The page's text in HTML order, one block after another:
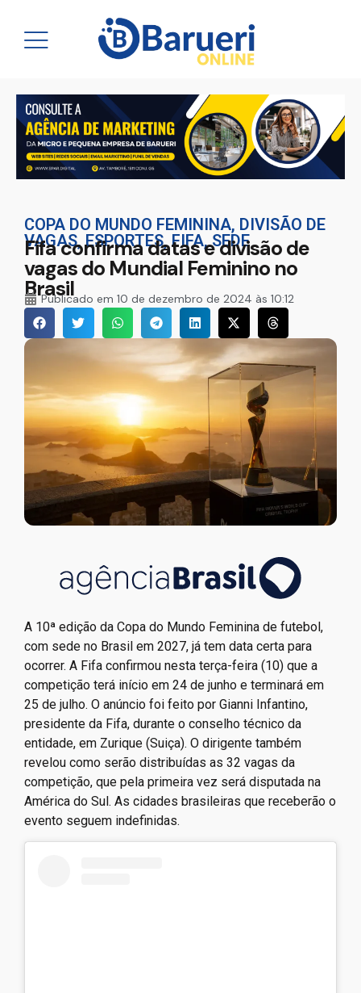
COPA DO MUNDO FEMININA, DIVISÃO DE
VAGAS,ESPORTES,FIFA,SEDE
Fifa confirma datas e divisão de
vagas do Mundial Feminino no
Brasil
Publicado em 10 de dezembro de 2024 às 10:12
A 10ª edição da Copa do Mundo Feminina de futebol,
com sede no Brasil em 2027, já tem data certa para
ocorrer. A Fifa confirmou nesta terça-feira (10) que a
competição terá início em 24 de junho e terminará em
25 de julho. O anúncio foi feito por Gianni Infantino,
presidente da Fifa, durante o conselho técnico da
entidade, em Zurique (Suiça). O dirigente também
revelou como serão distribuídas as 32 vagas da
competição, que pela primeira vez será disputada na
América do Sul. As cidades brasileiras que receberão o
evento seguem indefinidas.